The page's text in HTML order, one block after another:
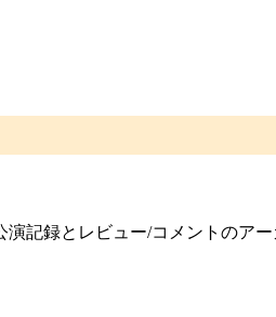
記録とレビュー/コメントのア